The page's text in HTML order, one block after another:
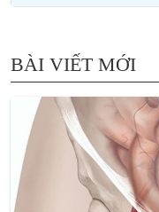
BÀI VIẾT MỚI